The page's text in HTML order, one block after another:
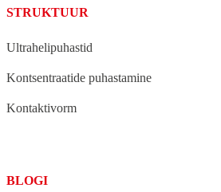
STRUKTUUR
Ultrahelipuhastid
Kontsentraatide puhastamine
Kontaktivorm
BLOGI